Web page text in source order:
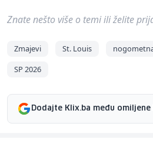
Znate nešto više o temi ili želite
Zmajevi St. Louis
SP 2026
Dodajte Klix.ba među